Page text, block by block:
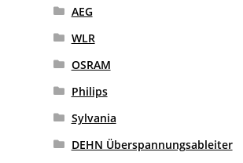
AEG
WLR
OSRAM
Philips
Sylvania
DEHN Überspannungsableiter